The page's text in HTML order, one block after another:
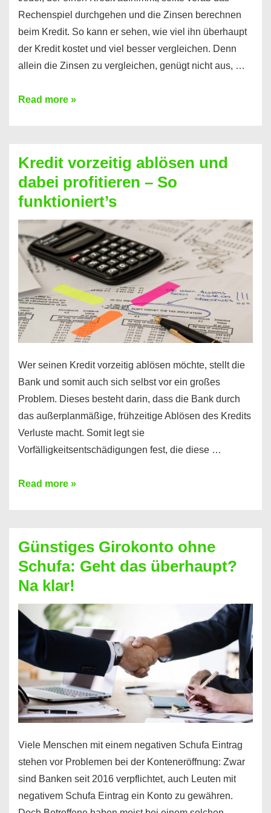
Rechenspiel durchgehen und die Zinsen berechnen
beim Kredit. So kann er sehen, wie viel ihn überhaupt
der Kredit kostet und viel besser vergleichen. Denn
allein die Zinsen zu vergleichen, genügt nicht aus, …
Ganz
Kredit
berechnen
–
Mit
diesen
Regeln!
Read more »
Kredit vorzeitig ablösen und
dabei profitieren – So
funktioniert’s
Wer seinen Kredit vorzeitig ablösen möchte, stellt die
Bank und somit auch sich selbst vor ein großes
Problem. Dieses besteht darin, dass die Bank durch
das außerplanmäßige, frühzeitige Ablösen des Kredits
Verluste macht. Somit legt sie
Vorfälligkeitsentschädigungen fest, die diese …
Kredit
dabei
profitieren
–
So
funktioniert’s
Read more »
Günstiges Girokonto ohne
Schufa: Geht das überhaupt?
Na klar!
Viele Menschen mit einem negativen Schufa Eintrag
stehen vor Problemen bei der Konteneröffnung: Zwar
sind Banken seit 2016 verpflichtet, auch Leuten mit
negativem Schufa Eintrag ein Konto zu gewähren.